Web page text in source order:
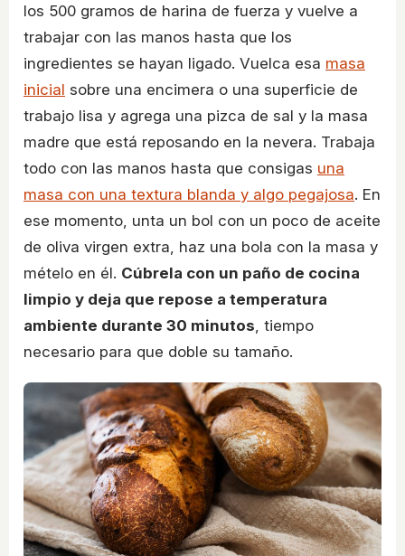
los 500 gramos de harina de fuerza y vuelve a
trabajar con las manos hasta que los
ingredientes se hayan ligado. Vuelca esa masa
inicial sobre una encimera o una superficie de
trabajo lisa y agrega una pizca de sal y la masa
madre que está reposando en la nevera. Trabaja
todo con las manos hasta que consigas una
masa con una textura blanda y algo pegajosa. En
ese momento, unta un bol con un poco de aceite
de oliva virgen extra, haz una bola con la masa y
mételo en él. Cúbrela con un paño de cocina
limpio y deja que repose a temperatura
ambiente durante 30 minutos, tiempo
necesario para que doble su tamaño.